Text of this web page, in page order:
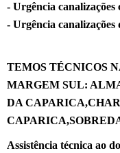
- Urgência canalizações
- Urgência canalizações
TEMOS TÉCNICOS
MARGEM SUL:
DA
Assistência técnica ao